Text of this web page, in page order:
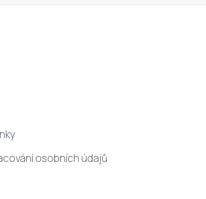
osobních údajů